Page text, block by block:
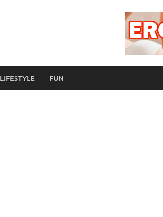
LIFESTYLE FUN